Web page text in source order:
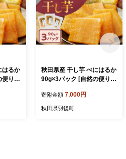
はるか
便り]
自
】
秋田県産 干し芋 べにはるか
90g×3パック [自然の便り]
ーツ 砂糖不使用 おやつ 自
然派 低温乾燥 しっとり】
寄附金額 7,000円
秋田県羽後町